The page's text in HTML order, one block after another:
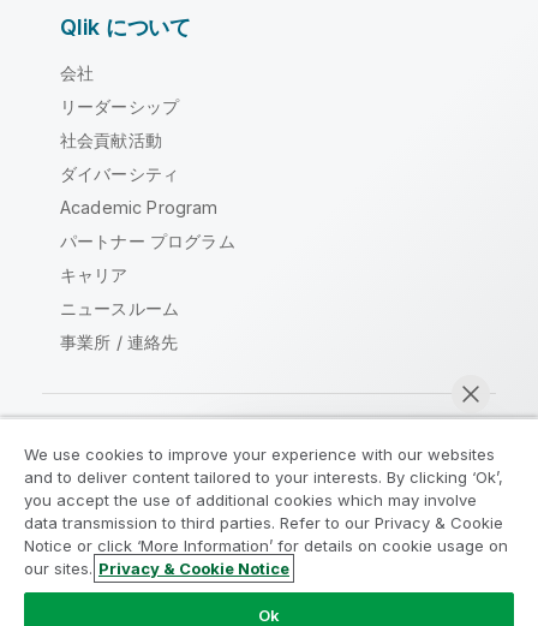
Qlik について
会社
リーダーシップ
社会貢献活動
ダイバーシティ
Academic Program
パートナー プログラム
キャリア
ニュースルーム
事業所 / 連絡先
Qlik コミュニティ
法的契約 製品規約
Legal Policies
リーガルポリシー
利用規約
Do Not Share My Info
We use cookies to improve your experience with our websites
and to deliver content tailored to your interests. By clicking ‘Ok’,
you accept the use of additional cookies which may involve
data transmission to third parties. Refer to our Privacy & Cookie
Notice or click ‘More Information’ for details on cookie usage on
our sites. Privacy & Cookie Notice
Ok